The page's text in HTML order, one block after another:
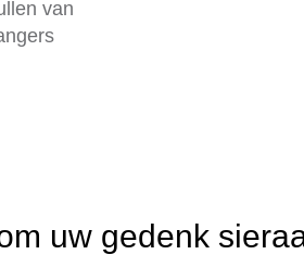
uw gedenk